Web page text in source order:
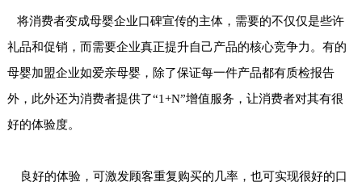
将消费者变成母婴企业口碑宣传的主体，需要的不仅仅是些许
礼品和促销，而需要企业真正提升自己产品的核心竞争力。有的
母婴加盟企业如爱亲母婴，除了保证每一件产品都有质检报告
外，此外还为消费者提供了“1+N”增值服务，让消费者对其有很
好的体验度。
良好的体验，可激发顾客重复购买的几率，也可实现很好的口